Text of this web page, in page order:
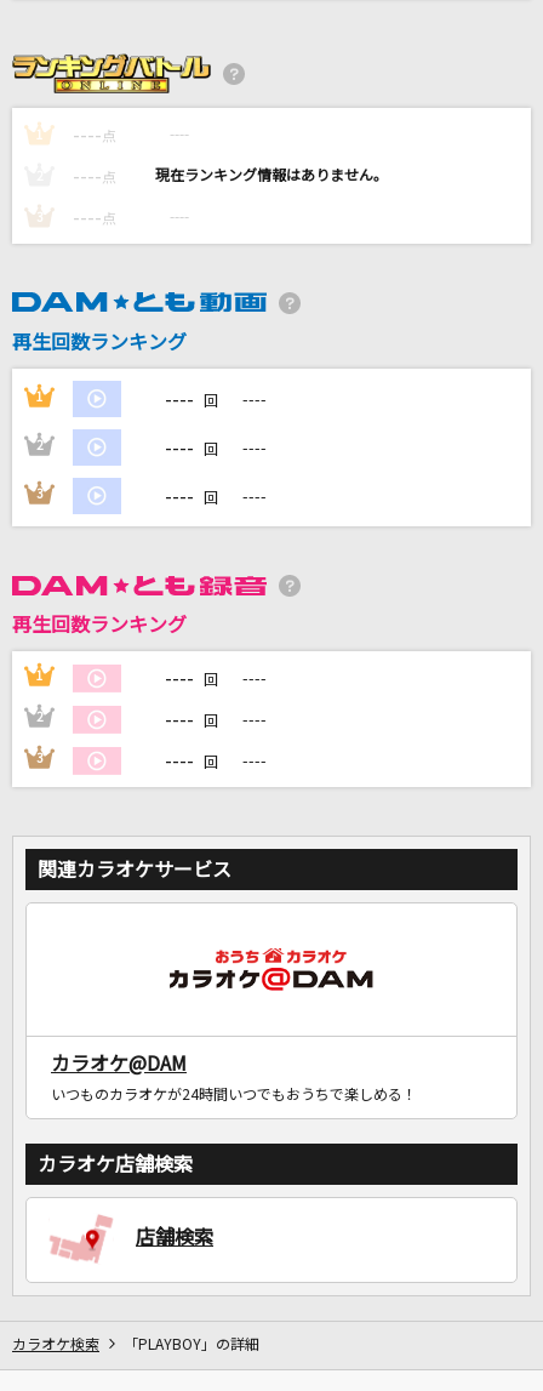
Official髭男dism
[生音]I LOVE YOU
LOVE涙色
尾崎豊
カラオケ最新情報をチェック！
1 ---- 点 ----
---- 点 ----
3 ---- 点 ----
再生回数ランキング
1 ---- 回 ----
2 ---- 回 ----
3 ---- 回 ----
再生回数ランキング
1 ---- 回 ----
2 ---- 回 ----
3 ---- 回 ----
関連カラオケサービス
カラオケ@DAM
いつものカラオケが24時間いつでもおうちで楽しめる！
カラオケ店舗検索
店舗検索
カラオケ検索 「PLAYBOY」の詳細